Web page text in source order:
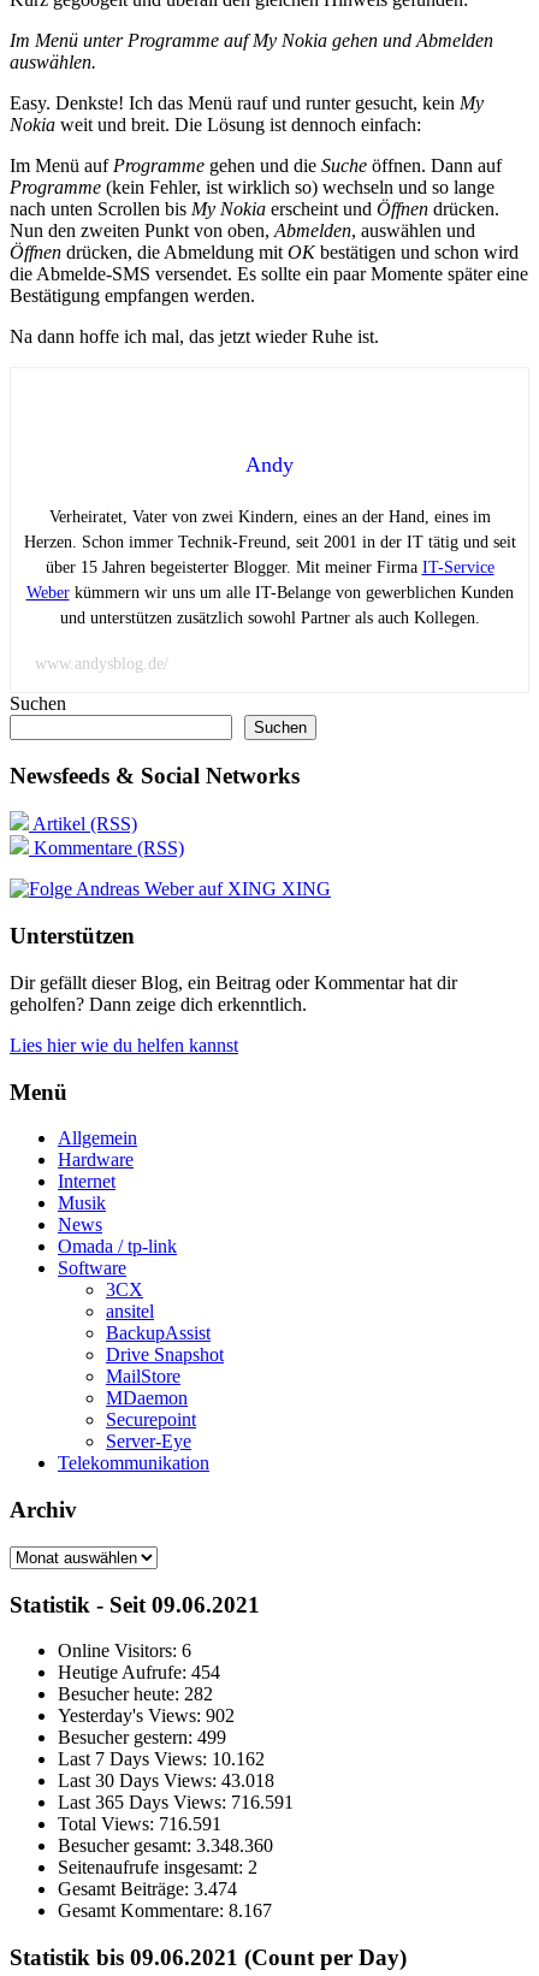
Im Menü unter Programme auf My Nokia gehen und Abmelden
auswählen.
Easy. Denkste! Ich das Menü rauf und runter gesucht, kein My
Nokia weit und breit. Die Lösung ist dennoch einfach:
Im Menü auf Programme gehen und die Suche öffnen. Dann auf
Programme (kein Fehler, ist wirklich so) wechseln und so lange
nach unten Scrollen bis My Nokia erscheint und Öffnen drücken.
Nun den zweiten Punkt von oben, Abmelden, auswählen und
Öffnen drücken, die Abmeldung mit OKbestätigen und schon wird
die Abmelde-SMS versendet. Es sollte ein paar Momente später eine
Bestätigung empfangen werden.
Na dann hoffe ich mal, das jetzt wieder Ruhe ist.
Andy
Verheiratet, Vater von zwei Kindern, eines an der Hand, eines im
Herzen. Schon immer Technik-Freund, seit 2001 in der IT tätig und seit
über 15 Jahren begeisterter Blogger. Mit meiner Firma IT-Service
Weberkümmern wir uns um alle IT-Belange von gewerblichen Kunden
und unterstützen zusätzlich sowohl Partner als auch Kollegen.
www.andysblog.de/
Suchen
Suchen
Newsfeeds & Social Networks
Artikel (RSS)
Kommentare (RSS)
XING
Unterstützen
Dir gefällt dieser Blog, ein Beitrag oder Kommentar hat dir
geholfen? Dann zeige dich erkenntlich.
Lies hier wie du helfen kannst
Menü
Allgemein
Hardware
Internet
Musik
News
Omada / tp-link
Software
3CX
ansitel
BackupAssist
Drive Snapshot
MailStore
MDaemon
Securepoint
Server-Eye
Telekommunikation
Archiv
Archiv
Statistik - Seit 09.06.2021
Online Visitors: 6
Heutige Aufrufe: 454
Besucher heute: 282
Yesterday's Views: 902
Besucher gestern: 499
Last 7 Days Views: 10.162
Last 30 Days Views: 43.018
Last 365 Days Views: 716.591
Total Views: 716.591
Besucher gesamt: 3.348.360
Seitenaufrufe insgesamt: 2
Gesamt Beiträge: 3.474
Gesamt Kommentare: 8.167
Statistik bis 09.06.2021 (Count per Day)